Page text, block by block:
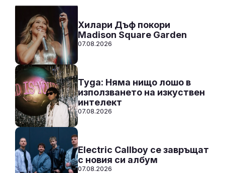
СЛУШАЙ
Хилари Дъф покори
Madison Square Garden
07.08.2026
Tyga: Няма нищо лошо в
използването на изкуствен
интелект
07.08.2026
Electric Callboy се завръщат
с новия си албум
07.08.2026